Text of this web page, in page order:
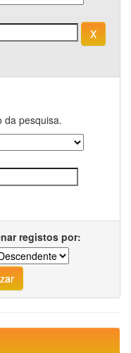
da pesquisa.
registos por: